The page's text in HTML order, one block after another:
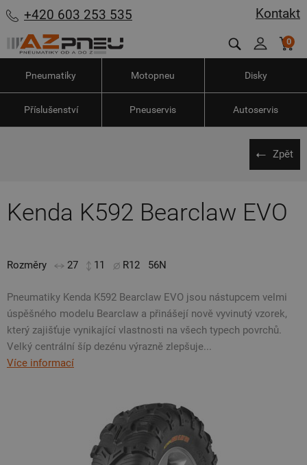
Kontakt
+420 603 253 535
0
Pneumatiky Motopneu Disky
Příslušenství Pneuservis Autoservis
Zpět
Kenda K592 Bearclaw EVO
Rozměry 27 11 R12 56N
Pneumatiky Kenda K592 Bearclaw EVO jsou nástupcem velmi
úspěšného modelu Bearclaw a přinášejí nově vyvinutý vzorek,
který zajišťuje vynikající vlastnosti na všech typech povrchů.
Velký centrální šíp dezénu výrazně zlepšuje...
Více informací